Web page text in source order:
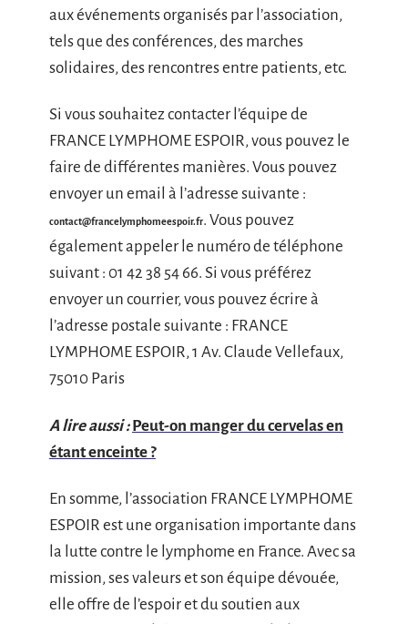
aux événements organisés par l’association,
tels que des conférences, des marches
solidaires, des rencontres entre patients, etc.
Si vous souhaitez contacter l’équipe de
FRANCE LYMPHOME ESPOIR, vous pouvez le
faire de différentes manières. Vous pouvez
envoyer un email à l’adresse suivante :
contact@francelymphomeespoir.fr. Vous pouvez
également appeler le numéro de téléphone
suivant : 01 42 38 54 66. Si vous préférez
envoyer un courrier, vous pouvez écrire à
l’adresse postale suivante : FRANCE
LYMPHOME ESPOIR, 1 Av. Claude Vellefaux,
75010 Paris
A lire aussi : Peut-on manger du cervelas en
étant enceinte ?
En somme, l’association FRANCE LYMPHOME
ESPOIR est une organisation importante dans
la lutte contre le lymphome en France. Avec sa
mission, ses valeurs et son équipe dévouée,
elle offre de l’espoir et du soutien aux